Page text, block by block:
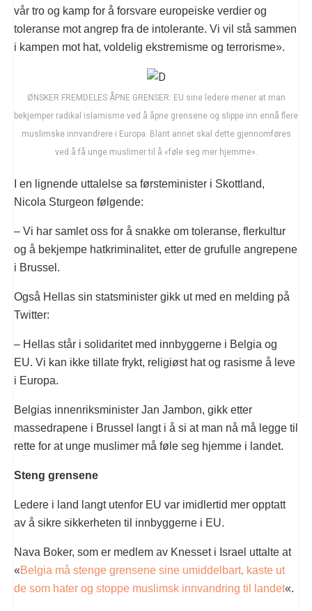
vår tro og kamp for å forsvare europeiske verdier og
toleranse mot angrep fra de intolerante. Vi vil stå sammen
i kampen mot hat, voldelig ekstremisme og terrorisme».
ØNSKER FREMDELES ÅPNE GRENSER: EU sine ledere mener at man
bekjemper radikal islamisme ved å åpne grensene og slippe inn ennå flere
muslimske innvandrere i Europa. Blant annet skal dette gjennomføres
ved å få unge muslimer til å «føle seg mer hjemme».
I en lignende uttalelse sa førsteminister i Skottland,
Nicola Sturgeon følgende:
– Vi har samlet oss for å snakke om toleranse, flerkultur
og å bekjempe hatkriminalitet, etter de grufulle angrepene
i Brussel.
Også Hellas sin statsminister gikk ut med en melding på
Twitter:
– Hellas står i solidaritet med innbyggerne i Belgia og
EU. Vi kan ikke tillate frykt, religiøst hat og rasisme å leve
i Europa.
Belgias innenriksminister Jan Jambon, gikk etter
massedrapene i Brussel langt i å si at man nå må legge til
rette for at unge muslimer må føle seg hjemme i landet.
Steng grensene
Ledere i land langt utenfor EU var imidlertid mer opptatt
av å sikre sikkerheten til innbyggerne i EU.
Nava Boker, som er medlem av Knesset i Israel uttalte at
«Belgia må stenge grensene sine umiddelbart, kaste ut
de som hater og stoppe muslimsk innvandring til landet«.